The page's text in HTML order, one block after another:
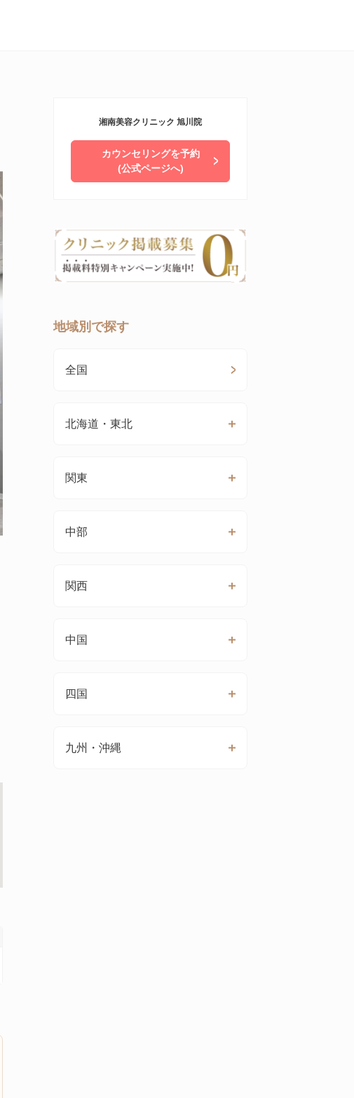
湘南美容クリニック 旭川院
カウンセリングを予約
(公式ページへ)
地域別で探す
全国
北海道・東北
関東
中部
関西
中国
四国
九州・沖縄